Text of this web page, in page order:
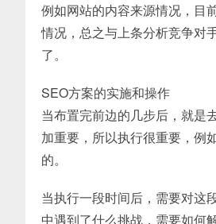
例如网站的内容来源情况，目
情况，总之与上条分析竞争对
了。
SEO方案的实施和操作
当布置完前边的几步后，就是
加重要，所以执行很重要，例
的。
当执行一段时间后，需要对这
中遇到了什么挑战，需要如何